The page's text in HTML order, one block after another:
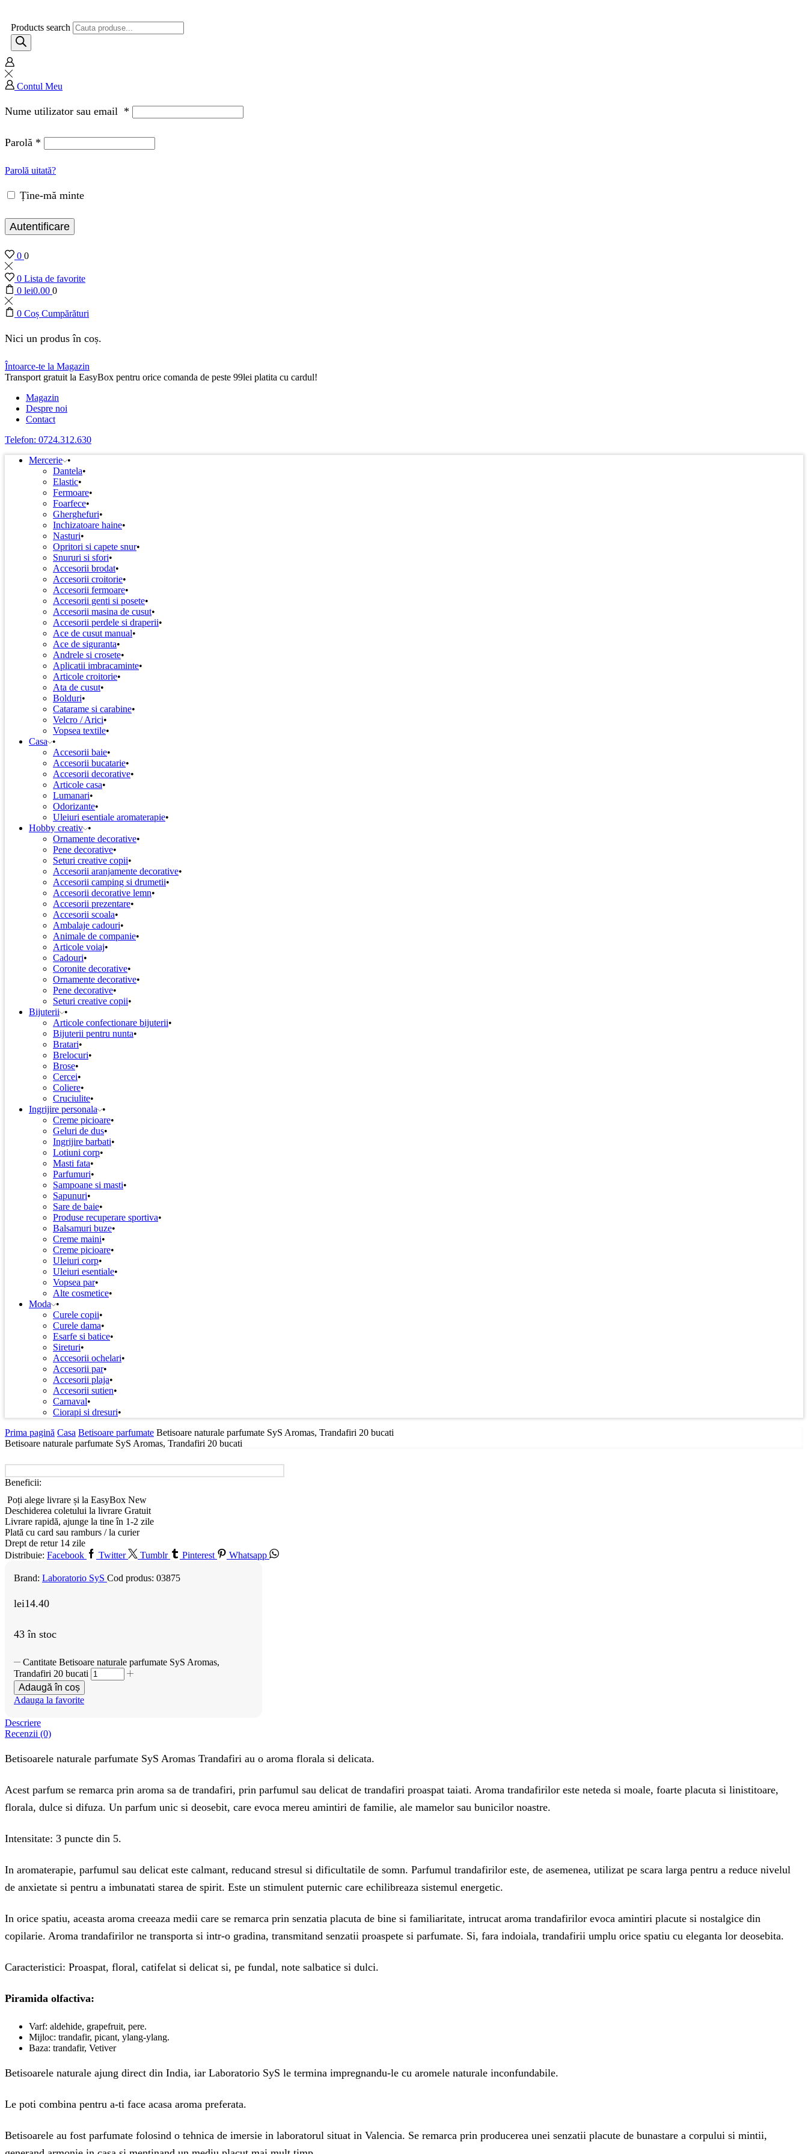
Products search
Contul Meu
Nume utilizator sau email *
Parolă *
Parolă uitată?
Ține-mă minte
Autentificare
0 0
0 Lista de favorite
0 lei0.00 0
0 Coș Cumpărături
Nici un produs în coș.
Întoarce-te la Magazin
Transport gratuit la EasyBox pentru orice comanda de peste 99lei platita cu cardul!
Magazin
Despre noi
Contact
Telefon: 0724.312.630
Mercerie
Dantela
Elastic
Fermoare
Foarfece
Gherghefuri
Inchizatoare haine
Nasturi
Opritori si capete snur
Snururi si sfori
Accesorii brodat
Accesorii croitorie
Accesorii fermoare
Accesorii genti si posete
Accesorii masina de cusut
Accesorii perdele si draperii
Ace de cusut manual
Ace de siguranta
Andrele si crosete
Aplicatii imbracaminte
Articole croitorie
Ata de cusut
Bolduri
Catarame si carabine
Velcro / Arici
Vopsea textile
Casa
Accesorii baie
Accesorii bucatarie
Accesorii decorative
Articole casa
Lumanari
Odorizante
Uleiuri esentiale aromaterapie
Hobby creativ
Ornamente decorative
Pene decorative
Seturi creative copii
Accesorii aranjamente decorative
Accesorii camping si drumetii
Accesorii decorative lemn
Accesorii prezentare
Accesorii scoala
Ambalaje cadouri
Animale de companie
Articole voiaj
Cadouri
Coronite decorative
Ornamente decorative
Pene decorative
Seturi creative copii
Bijuterii
Articole confectionare bijuterii
Bijuterii pentru nunta
Bratari
Brelocuri
Brose
Cercei
Coliere
Cruciulite
Ingrijire personala
Creme picioare
Geluri de dus
Ingrijire barbati
Lotiuni corp
Masti fata
Parfumuri
Sampoane si masti
Sapunuri
Sare de baie
Produse recuperare sportiva
Balsamuri buze
Creme maini
Creme picioare
Uleiuri corp
Uleiuri esentiale
Vopsea par
Alte cosmetice
Moda
Curele copii
Curele dama
Esarfe si batice
Sireturi
Accesorii ochelari
Accesorii par
Accesorii plaja
Accesorii sutien
Carnaval
Ciorapi si dresuri
Prima pagină Casa Betisoare parfumate Betisoare naturale parfumate SyS Aromas, Trandafiri 20 bucati
Betisoare naturale parfumate SyS Aromas, Trandafiri 20 bucati
Beneficii:
Poți alege livrare și la EasyBox New
Deschiderea coletului la livrare Gratuit
Livrare rapidă, ajunge la tine în 1-2 zile
Plată cu card sau ramburs / la curier
Drept de retur 14 zile
Distribuie: Facebook Twitter Tumblr Pinterest Whatsapp
Brand: Laboratorio SyS Cod produs: 03875
lei14.40
43 în stoc
Cantitate Betisoare naturale parfumate SyS Aromas,
Trandafiri 20 bucati
Adaugă în coș
Adauga la favorite
Descriere
Recenzii (0)
Betisoarele naturale parfumate SyS Aromas Trandafiri au o aroma florala si delicata.
Acest parfum se remarca prin aroma sa de trandafiri, prin parfumul sau delicat de trandafiri proaspat taiati. Aroma trandafirilor este neteda si moale, foarte placuta si linistitoare,
florala, dulce si difuza. Un parfum unic si deosebit, care evoca mereu amintiri de familie, ale mamelor sau bunicilor noastre.
Intensitate: 3 puncte din 5.
In aromaterapie, parfumul sau delicat este calmant, reducand stresul si dificultatile de somn. Parfumul trandafirilor este, de asemenea, utilizat pe scara larga pentru a reduce nivelul
de anxietate si pentru a imbunatati starea de spirit. Este un stimulent puternic care echilibreaza sistemul energetic.
In orice spatiu, aceasta aroma creeaza medii care se remarca prin senzatia placuta de bine si familiaritate, intrucat aroma trandafirilor evoca amintiri placute si nostalgice din
copilarie. Aroma trandafirilor ne transporta si intr-o gradina, transmitand senzatii proaspete si parfumate. Si, fara indoiala, trandafirii umplu orice spatiu cu eleganta lor deosebita.
Caracteristici: Proaspat, floral, catifelat si delicat si, pe fundal, note salbatice si dulci.
Piramida olfactiva:
Varf: aldehide, grapefruit, pere.
Mijloc: trandafir, picant, ylang-ylang.
Baza: trandafir, Vetiver
Betisoarele naturale ajung direct din India, iar Laboratorio SyS le termina impregnandu-le cu aromele naturale inconfundabile.
Le poti combina pentru a-ti face acasa aroma preferata.
Betisoarele au fost parfumate folosind o tehnica de imersie in laboratorul situat in Valencia. Se remarca prin producerea unei senzatii placute de bunastare a corpului si mintii,